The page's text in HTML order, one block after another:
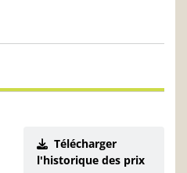
Télécharger
l'historique des prix